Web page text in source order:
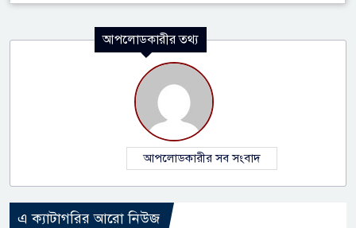
আপলোডকারীর তথ্য
আপলোডকারীর সব সংবাদ
এ ক্যাটাগরির আরো নিউজ